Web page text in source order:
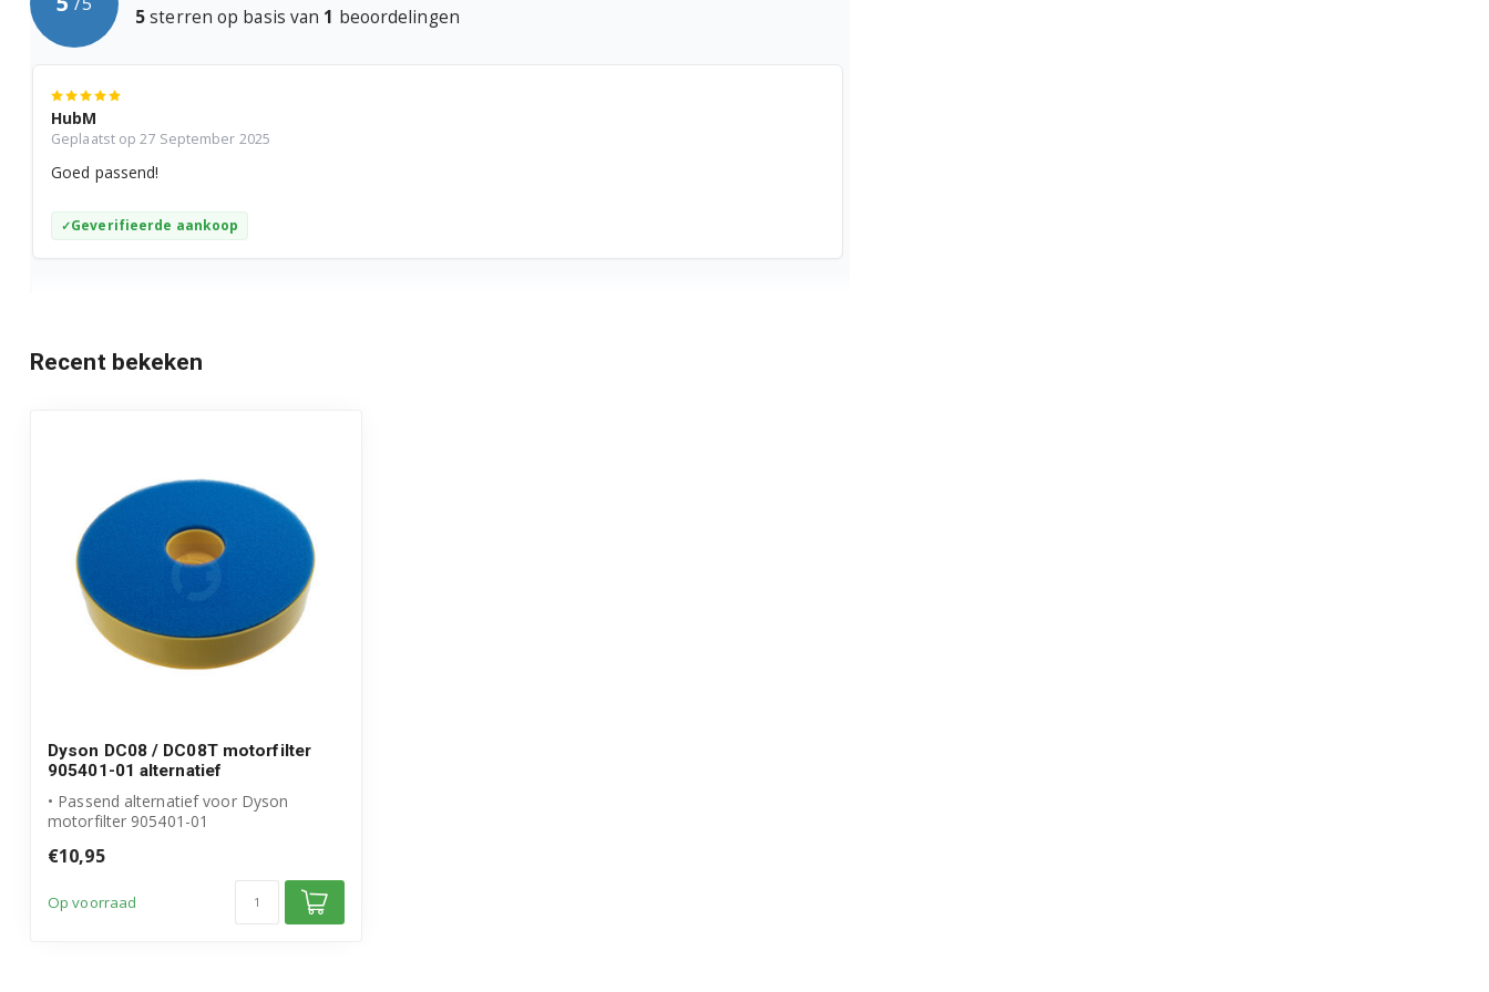
5sterren op basis van 1 beoordelingen
HubM
Geplaatst op 27 September 2025
Goed passend!
Geverifieerde aankoop
Recent bekeken
Dyson DC08 / DC08T motorfilter
905401-01 alternatief
• Passend alternatief voor Dyson
motorfilter 905401-01
€10,95
Op voorraad